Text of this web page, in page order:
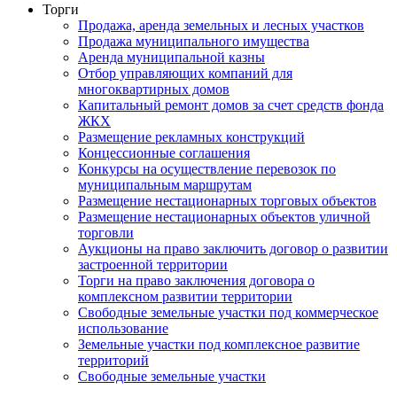
Торги
Продажа, аренда земельных и лесных участков
Продажа муниципального имущества
Аренда муниципальной казны
Отбор управляющих компаний для
многоквартирных домов
Капитальный ремонт домов за счет средств фонда
ЖКХ
Размещение рекламных конструкций
Концессионные соглашения
Конкурсы на осуществление перевозок по
муниципальным маршрутам
Размещение нестационарных торговых объектов
Размещение нестационарных объектов уличной
торговли
Аукционы на право заключить договор о развитии
застроенной территории
Торги на право заключения договора о
комплексном развитии территории
Свободные земельные участки под коммерческое
использование
Земельные участки под комплексное развитие
территорий
Свободные земельные участки